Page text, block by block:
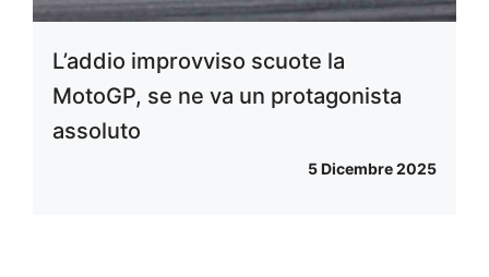
L’addio improvviso scuote la
MotoGP, se ne va un protagonista
assoluto
5 Dicembre 2025